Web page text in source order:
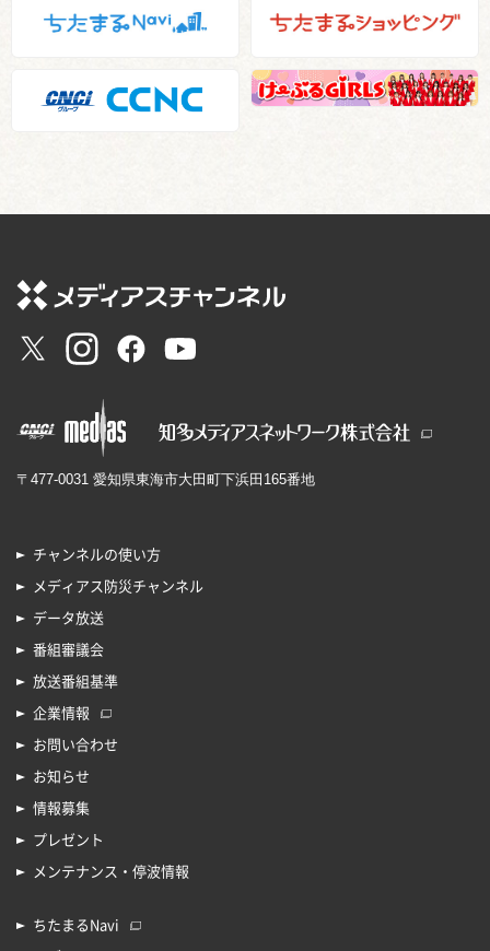
〒477-0031 愛知県東海市大田町下浜田165番地
チャンネルの使い方
メディアス防災チャンネル
データ放送
番組審議会
放送番組基準
企業情報
お問い合わせ
お知らせ
情報募集
プレゼント
メンテナンス・停波情報
ちたまるNavi